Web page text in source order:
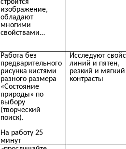
строится
изображение,
обладают
многими
свойствами…
Работа без
предварительного
рисунка кистями
разного размера
«Состояние
природы» по
выбору
(творческий
поиск).
На работу 25
минут
Исследуют
линий и пятен,
резкий и мягкий
контрасты